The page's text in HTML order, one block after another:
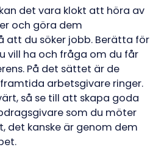
det vara klokt att höra av
och göra dem
att du söker jobb. Berätta för
vill ha och fråga om du får
På det sättet är de
arbetsgivare ringer.
så se till att skapa goda
som du möter
det kanske är genom dem